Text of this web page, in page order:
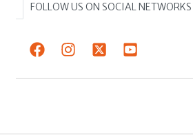
FOLLOW US ON SOCIAL NETWORKS